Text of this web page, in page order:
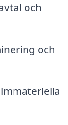
och
och